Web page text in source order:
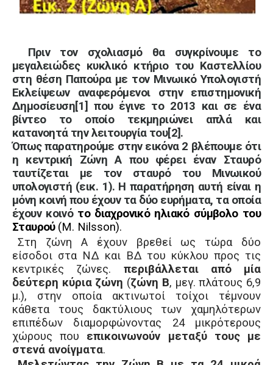
Πριν τον σχολιασμό θα συγκρίνoυμε το
μεγαλειώδες κυκλικό κτήριο του Καστελλίου
στη θέση Παπούρα με τον Μινωικό Υπολογιστή
Εκλείψεων αναφερόμενοι στην επιστημονική
Δημοσίευση[1]που έγινε το 2013 και σε ένα
βίντεο το οποίο τεκμηριώνει απλά και
κατανοητά την λειτουργία του[2].
Όπως παρατηρούμε στην εικόνα 2 βλέπουμε ότι
η κεντρική Ζώνη Α που φέρει έναν Σταυρό
ταυτίζεται με τον σταυρό του Μινωικού
υπολογιστή (εικ. 1). Η παρατήρηση αυτή είναι η
μόνη κοινή που έχουν τα δύο ευρήματα, τα οποία
έχουν κοινό το διαχρονικό ηλιακό σύμβολο του
Σταυρού (M. Nilsson).
Στη ζώνη Α έχουν βρεθεί ως τώρα δύο
είσοδοι στα ΝΔ και ΒΔ του κύκλου προς τις
κεντρικές ζώνες. περιβάλλεται από μία
δεύτερη κύρια ζώνη (ζώνη Β, μεγ. πλάτους 6,9
μ.), στην οποία ακτινωτοί τοίχοι τέμνουν
κάθετα τους δακτύλιους των χαμηλότερων
επιπέδων διαμορφώνοντας 24 μικρότερους
χώρους που επικοινωνούν μεταξύ τους με
στενά ανοίγματα.